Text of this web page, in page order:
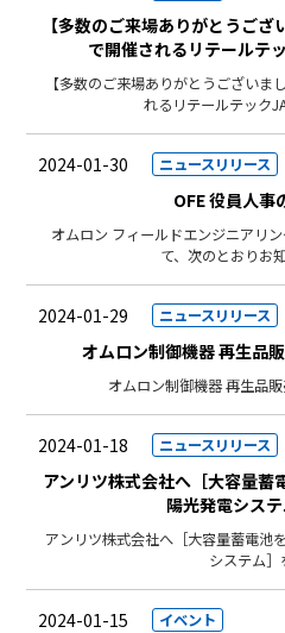
【多数のご来場ありがとうご
で開催されるリテールテ
【多数のご来場ありがとうござい
れるリテールテック
2024-01-30 ニュースリリース
OFE 役員人事
オムロン フィールドエンジニアリ
て、次のとおりお
2024-01-29 ニュースリリース
オムロン制御機器 再生品
オムロン制御機器 再生品
2024-01-18 ニュースリリース
アンリツ株式会社へ［大容量蓄
陽光発電シス
アンリツ株式会社へ［大容量蓄電池
システム］
2024-01-15 イベント